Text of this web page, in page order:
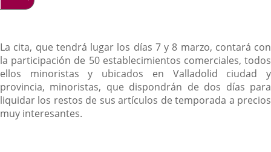
La cita, que tendrá lugar los días 7 y 8 marzo, contará con
la participación de 50 establecimientos comerciales, todos
ellos minoristas y ubicados en Valladolid ciudad y
provincia, minoristas, que dispondrán de dos días para
liquidar los restos de sus artículos de temporada a precios
muy interesantes.